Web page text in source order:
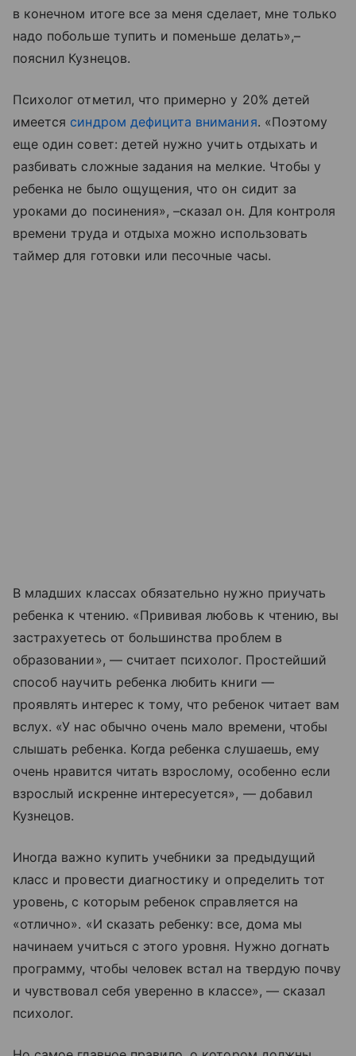
в конечном итоге все за меня сделает, мне только
надо побольше тупить и поменьше делать»,–
пояснил Кузнецов.
Психолог отметил, что примерно у 20% детей
имеется синдром дефицита внимания. «Поэтому
еще один совет: детей нужно учить отдыхать и
разбивать сложные задания на мелкие. Чтобы у
ребенка не было ощущения, что он сидит за
уроками до посинения», –сказал он. Для контроля
времени труда и отдыха можно использовать
таймер для готовки или песочные часы.
В младших классах обязательно нужно приучать
ребенка к чтению. «Прививая любовь к чтению, вы
застрахуетесь от большинства проблем в
образовании», — считает психолог. Простейший
способ научить ребенка любить книги —
проявлять интерес к тому, что ребенок читает вам
вслух. «У нас обычно очень мало времени, чтобы
слышать ребенка. Когда ребенка слушаешь, ему
очень нравится читать взрослому, особенно если
взрослый искренне интересуется», — добавил
Кузнецов.
Иногда важно купить учебники за предыдущий
класс и провести диагностику и определить тот
уровень, с которым ребенок справляется на
«отлично». «И сказать ребенку: все, дома мы
начинаем учиться с этого уровня. Нужно догнать
программу, чтобы человек встал на твердую почву
и чувствовал себя уверенно в классе», — сказал
психолог.